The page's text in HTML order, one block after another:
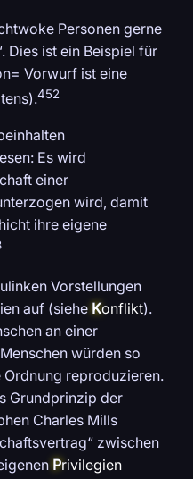
Personen gerne
Dies ist ein Beispiel für
Vorwurf ist eine
452
Es wird
einer
wird, damit
ihre eigene
Vorstellungen
auf (siehe Konflikt).
an einer
würden so
Ordnung reproduzieren.
Grundprinzip der
Charles Mills
zwischen
Privilegien